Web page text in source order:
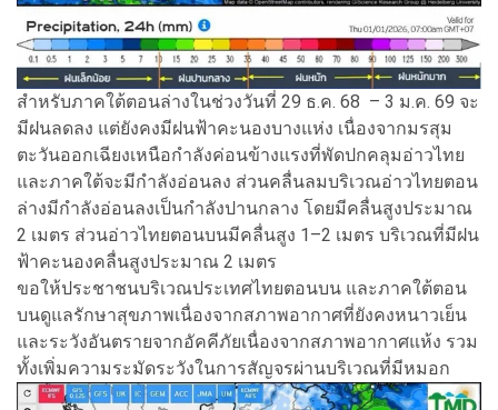
สำหรับภาคใต้ตอนล่างในช่วงวันที่ 29 ธ.ค. 68 – 3 ม.ค. 69 จะ
มีฝนลดลง แต่ยังคงมีฝนฟ้าคะนองบางแห่ง เนื่องจากมรสุม
ตะวันออกเฉียงเหนือกำลังค่อนข้างแรงที่พัดปกคลุมอ่าวไทย
และภาคใต้จะมีกำลังอ่อนลง ส่วนคลื่นลมบริเวณอ่าวไทยตอน
ล่างมีกำลังอ่อนลงเป็นกำลังปานกลาง โดยมีคลื่นสูงประมาณ
2 เมตร ส่วนอ่าวไทยตอนบนมีคลื่นสูง 1–2 เมตร บริเวณที่มีฝน
ฟ้าคะนองคลื่นสูงประมาณ 2 เมตร
ขอให้ประชาชนบริเวณประเทศไทยตอนบน และภาคใต้ตอน
บนดูแลรักษาสุขภาพเนื่องจากสภาพอากาศที่ยังคงหนาวเย็น
และระวังอันตรายจากอัคคีภัยเนื่องจากสภาพอากาศแห้ง รวม
ทั้งเพิ่มความระมัดระวังในการสัญจรผ่านบริเวณที่มีหมอก